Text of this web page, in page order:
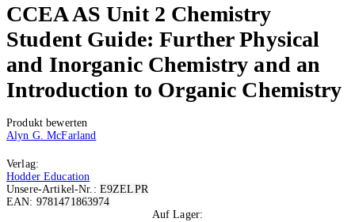
CCEA AS Unit 2 Chemistry
Student Guide: Further Physical
and Inorganic Chemistry and an
Introduction to Organic Chemistry
Produkt bewerten
Alyn G. McFarland
Verlag:
Hodder Education
Unsere-Artikel-Nr.: E9ZELPR
EAN: 9781471863974
Auf Lager: